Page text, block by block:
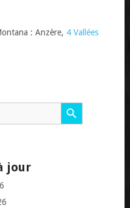
: Anzère, 4 Vallées
Search Button
jour